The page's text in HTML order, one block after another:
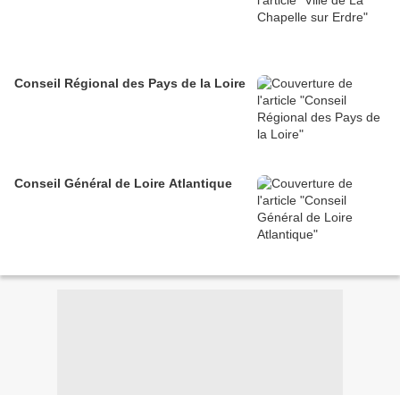
Conseil Régional des Pays de la Loire
Conseil Général de Loire Atlantique